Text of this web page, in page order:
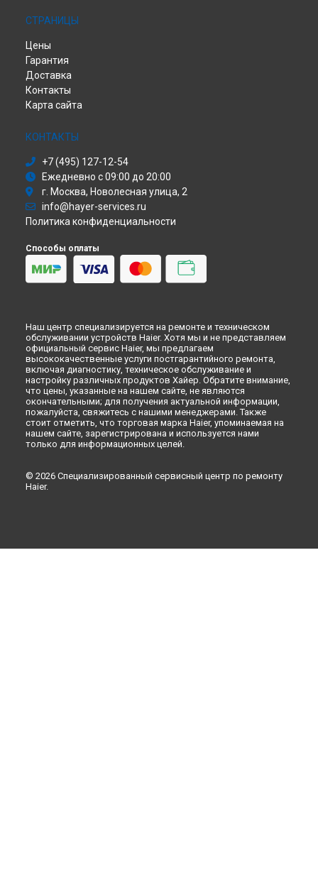
СТРАНИЦЫ
Цены
Гарантия
Доставка
Контакты
Карта сайта
КОНТАКТЫ
+7 (495) 127-12-54
Ежедневно с 09:00 до 20:00
г. Москва, Новолесная улица, 2
info@hayer-services.ru
Политика конфиденциальности
Способы оплаты
Наш центр специализируется на ремонте и техническом
обслуживании устройств Haier. Хотя мы и не представляем
официальный сервис Haier, мы предлагаем
высококачественные услуги постгарантийного ремонта,
включая диагностику, техническое обслуживание и
настройку различных продуктов Хайер. Обратите внимание,
что цены, указанные на нашем сайте, не являются
окончательными; для получения актуальной информации,
пожалуйста, свяжитесь с нашими менеджерами. Также
стоит отметить, что торговая марка Haier, упоминаемая на
нашем сайте, зарегистрирована и используется нами
только для информационных целей.
© 2026 Специализированный сервисный центр по ремонту
Haier.